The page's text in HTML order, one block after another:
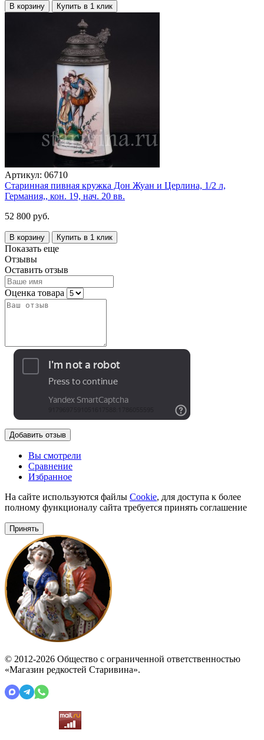
В корзину Купить в 1 клик
Артикул: 06710
Старинная пивная кружка Дон Жуан и Церлина, 1/2 л,
Германия,, кон. 19, нач. 20 вв.
52 800 руб.
В корзину Купить в 1 клик
Показать еще
Отзывы
Оставить отзыв
Оценка товара
Добавить отзыв
Вы смотрели
Сравнение
Избранное
На сайте используются файлы Cookie, для доступа к более
полному функционалу сайта требуется принять соглашение
Принять
© 2012-2026 Общество с ограниченной ответственностью
«Магазин редкостей Старивина».